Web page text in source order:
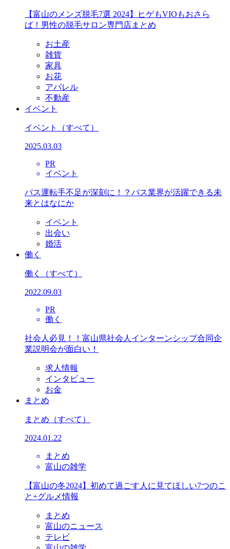
【富山のメンズ脱毛7選 2024】ヒゲもVIOもおさら
ば！男性の脱毛サロン専門店まとめ
お土産
雑貨
家具
お花
アパレル
不動産
イベント
イベント （すべて）
2025.03.03
PR
イベント
バス運転手不足が深刻に！？バス業界が活躍できる未
来とはなにか
イベント
出会い
婚活
働く
働く （すべて）
2022.09.03
PR
働く
社会人必見！！富山県社会人インターンシップ合同企
業説明会が面白い！
求人情報
インタビュー
お金
まとめ
まとめ （すべて）
2024.01.22
まとめ
富山の雑学
【富山の冬2024】初めて過ごす人に見てほしい7つのこ
と+グルメ情報
まとめ
富山のニュース
テレビ